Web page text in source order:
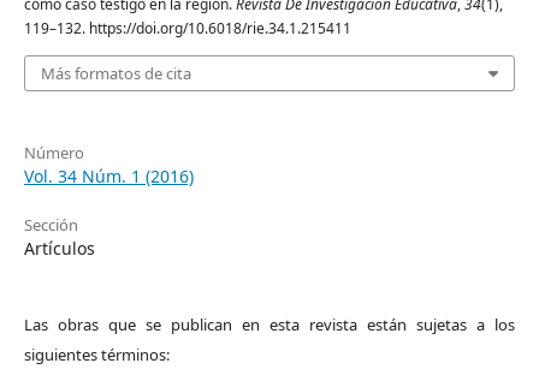
119–132. https://doi.org/10.6018/rie.34.1.215411
Más formatos de cita
Número
Vol. 34 Núm. 1 (2016)
Sección
Artículos
Las obras que se publican en esta revista están sujetas a los
siguientes términos: